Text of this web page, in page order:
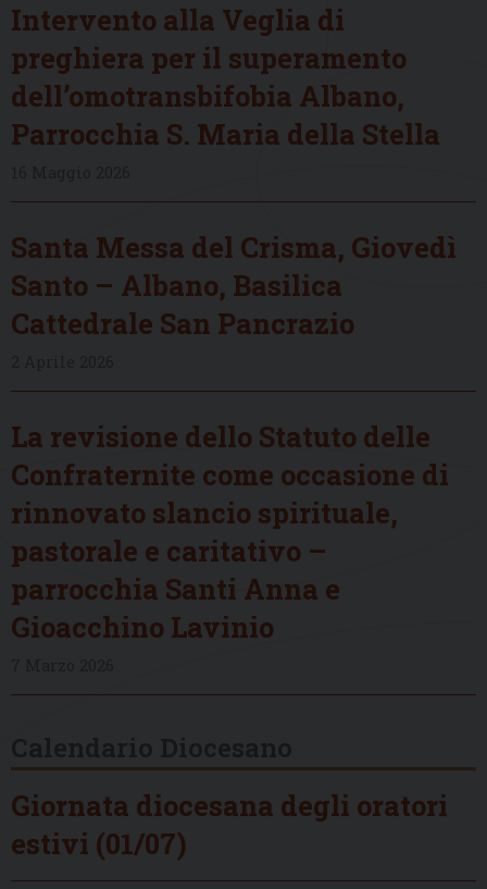
Intervento alla Veglia di
preghiera per il superamento
dell’omotransbifobia Albano,
Parrocchia S. Maria della Stella
Santa Messa del Crisma, Giovedì
Santo – Albano, Basilica
Cattedrale San Pancrazio
La revisione dello Statuto delle
Confraternite come occasione di
rinnovato slancio spirituale,
pastorale e caritativo –
parrocchia Santi Anna e
Gioacchino Lavinio
Giornata diocesana degli oratori
estivi (01/07)